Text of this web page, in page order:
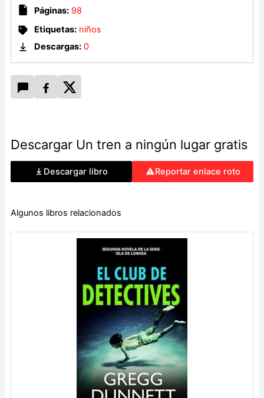
Páginas: 98
Etiquetas: niños
Descargas: 0
Descargar Un tren a ningún lugar gratis
Descargar libro Reportar enlace roto
Algunos libros relacionados